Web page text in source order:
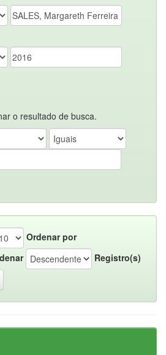
o resultado de busca.
Ordenar por
Registro(s)